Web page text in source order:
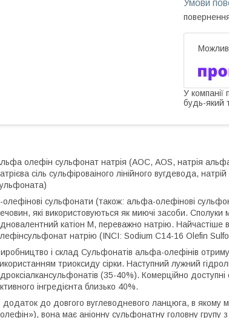
У компанії
будь-який
олефін сульфонат натрія (АОС, AOS, натрія
сіль сульфіроваіного лінійного вугдевода,
олефінові сульфонати (також: альфа-олефінові
які використовуються як миючі засоби. Сполуки
катіон М, переважно натрію. Найчастіше
натрію (INCI: Sodium C14-16 Olefin
і склад Сульфонатів альфа-олефінів
триоксиду сірки. Наступний лужний
(35-40%). Комерційно
інгредієнта близько 40%.
додаток до довгого вуглеводневого ланцюга, в якому
вона має аніонну сульфонатну головну групу